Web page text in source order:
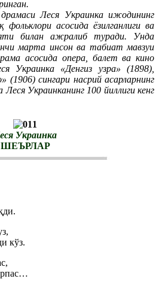
Леся Украинка ижодининг
фольклори асосида ёзилганлиги ва
билан ажралиб туради. Унда
марта инсон ва табиат мавзуи
асосида опера, балет ва кино
Украинка «Денгиз узра» (1898),
(1906) сингари насрий асарларнинг
Украинканинг 100 йиллиги кенг
Украинка
ШЕЪРЛАР
кўз.